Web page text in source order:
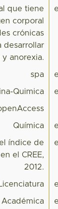
que tiene
corporal
crónicas
desarrollar
anorexia.
spa
Quimica
Química
índice de
el CREE,
2012.
Académica